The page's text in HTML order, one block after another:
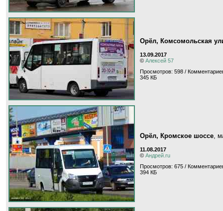
Орёл, Комсомольская
13.09.2017
© Алексей 57
Просмотров: 598 /
345 КБ
Орёл, Кромское шоссе,
11.08.2017
© Андрей.ru
Просмотров: 675 /
394 КБ